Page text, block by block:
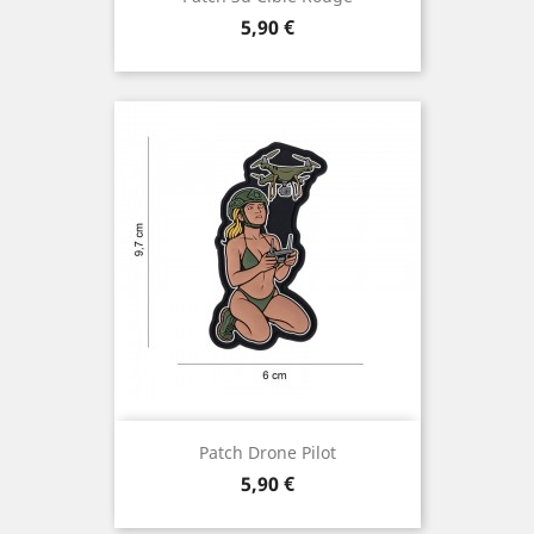
Prix
5,90 €
Patch Drone Pilot
Prix
5,90 €